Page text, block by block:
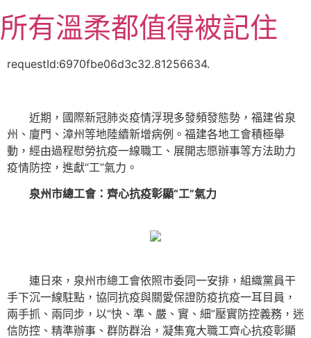
至
主所有溫柔都值得被記住
requestId:6970fbe06d3c32.81256634.
近期，國際新冠肺炎疫情浮現多發頻發態勢，福建省泉
州、廈門、漳州等地陸續新增病例。福建各地工會積極舉
動，經由過程慰勞抗疫一線職工、展開志愿辦事等方法助力
疫情防控，進獻“工”氣力。
泉州市總工會：齊心抗疫彰顯“工”氣力
連日來，泉州市總工會依照市委同一安排，組織黨員干
手下沉一線駐點，協同抗疫與關愛保證防疫抗疫一耳目員，
兩手抓、兩同步，以“快、準、嚴、實、細”壓實防控義務，迷
信防控、精準辦事、群防群治，凝集寬大職工齊心抗疫彰顯